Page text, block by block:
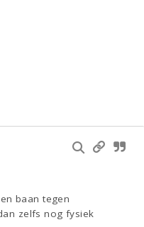
baan tegen
zelfs nog fysiek